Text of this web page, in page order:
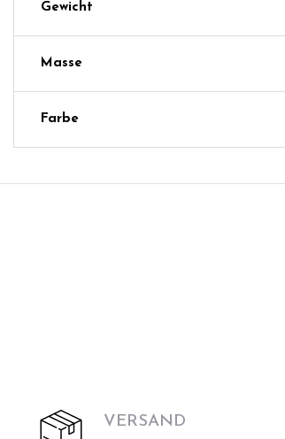
Gewicht
Masse
Farbe
VERSAND